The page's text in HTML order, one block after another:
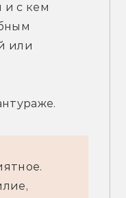
и с кем
или